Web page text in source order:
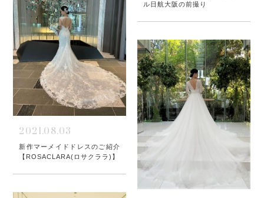
ル日航大阪の前撮り
2021.08.03
新作マーメイドドレスのご紹介
【ROSACLARA(ロサクララ)】